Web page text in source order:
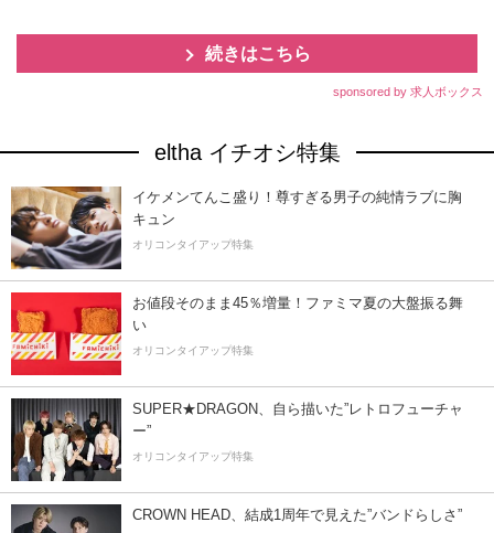
続きはこちら
sponsored by 求人ボックス
eltha イチオシ特集
イケメンてんこ盛り！尊すぎる男子の純情ラブに胸
キュン
オリコンタイアップ特集
お値段そのまま45％増量！ファミマ夏の大盤振る舞
い
オリコンタイアップ特集
SUPER★DRAGON、自ら描いた”レトロフューチャ
ー”
オリコンタイアップ特集
CROWN HEAD、結成1周年で見えた”バンドらしさ”